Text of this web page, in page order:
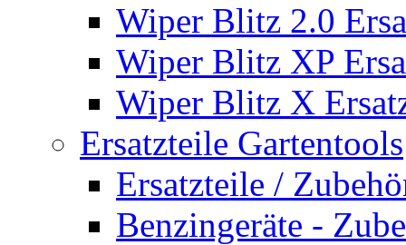
Wiper Blitz 2.0
Wiper Blitz XP
Wiper Blitz X
Ersatzteile Gartentools
Ersatzteile /
Benzingeräte -